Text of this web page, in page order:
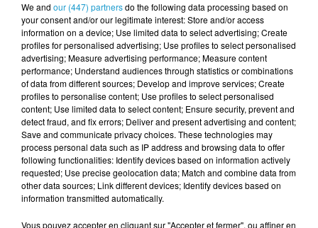
Votre n° de téléphone*
Votre message*
We and our (447) partnersdo the following data processing based on
your consent and/or our legitimate interest: Store and/or access
information on a device; Use limited data to select advertising; Create
profiles for personalised advertising; Use profiles to select personalised
advertising; Measure advertising performance; Measure content
performance; Understand audiences through statistics or combinations
of data from different sources; Develop and improve services; Create
profiles to personalise content; Use profiles to select personalised
content; Use limited data to select content; Ensure security, prevent and
detect fraud, and fix errors; Deliver and present advertising and content;
Save and communicate privacy choices. These technologies may
process personal data such as IP address and browsing data to offer
following functionalities: Identify devices based on information actively
requested; Use precise geolocation data; Match and combine data from
other data sources; Link different devices; Identify devices based on
information transmitted automatically.
Vous pouvez accepter en cliquant sur "Accepter et fermer", ou affiner en